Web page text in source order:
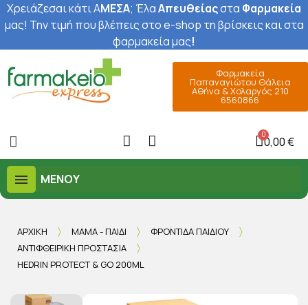
Χρειάζεσαι κάτι ΑΜΕΣΑ; ΈλαΑπευθείαςστα Φαρμακεία
μας! Την τιμή που βλέπεις στο e-shop τη βρίσκεις και στα
φαρμακεία μας!
Φαρμακεία
Παπαναγιώτου Θάλεια
Αθήνα & Χολαργός 210
6560866
0,00 €
ΜΕΝΟΎ
ΑΡΧΙΚΉ ΜΑΜΆ - ΠΑΙΔΊ
ΦΡΟΝΤΊΔΑ ΠΑΙΔΙΟΎ
ΑΝΤΙΦΘΕΙΡΙΚΉ ΠΡΟΣΤΑΣΊΑ
HEDRIN PROTECT & GO 200ML